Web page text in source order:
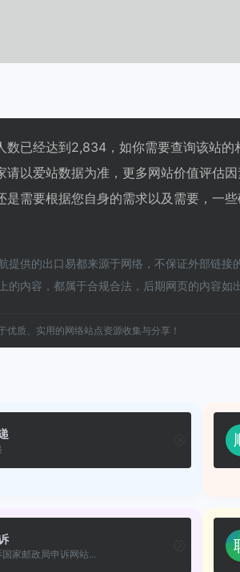
数已经达到2,834，如你需要查询该站的
请以爱站数据为准，更多网站价值评估
是需要根据您自身的需求以及需要，一
提供的出口易都来源于网络，不保证外部链
的内容，都属于合规合法，后期网页的内容如
优质、实用的网络站点资源收集与分享！
家邮政局申诉网站...